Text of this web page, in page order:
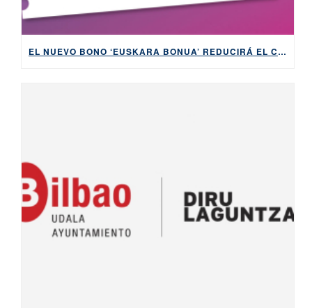
EL NUEVO BONO ‘EUSKARA BONUA’ REDUCIRÁ EL COSTE Y LA BUROCRACIA PARA APRENDER EUSKERA DESDE CERO